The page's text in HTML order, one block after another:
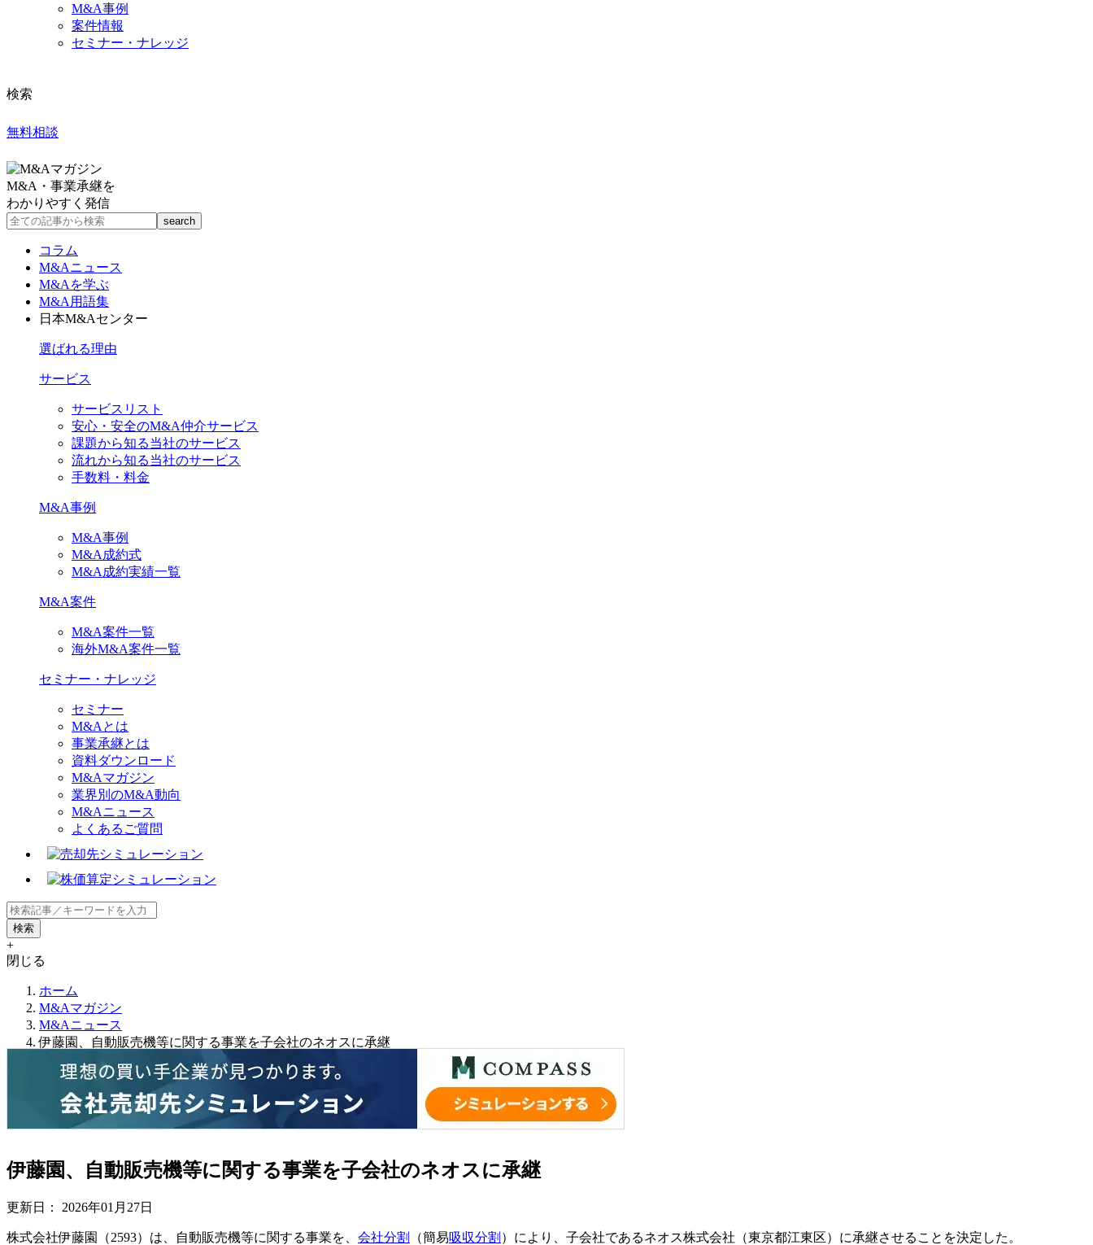
M&A事例
案件情報
セミナー・ナレッジ
検索
無料相談
M&A・事業承継を
わかりやすく発信
コラム
M&Aニュース
M&Aを学ぶ
M&A用語集
日本M&Aセンター
選ばれる理由
サービス
サービスリスト
安心・安全のM&A仲介サービス
課題から知る当社のサービス
流れから知る当社のサービス
手数料・料金
M&A事例
M&A事例
M&A成約式
M&A成約実績一覧
M&A案件
M&A案件一覧
海外M&A案件一覧
セミナー・ナレッジ
セミナー
M&Aとは
事業承継とは
資料ダウンロード
M&Aマガジン
業界別のM&A動向
M&Aニュース
よくあるご質問
+
閉じる
ホーム
M&Aマガジン
M&Aニュース
伊藤園、自動販売機等に関する事業を子会社のネオスに承継
伊藤園、自動販売機等に関する事業を子会社のネオスに承継
更新日： 2026年01月27日
株式会社伊藤園（2593）は、自動販売機等に関する事業を、 会社分割 （簡易吸収分割 ）により、子会社であるネオス株式会社（東京都江東区）に承継させることを決定した。